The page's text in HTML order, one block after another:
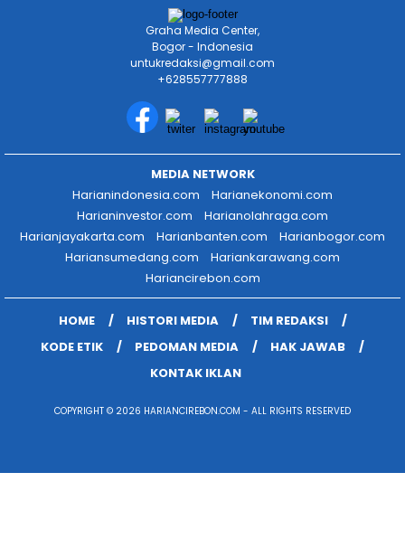
Graha Media Center,
Bogor - Indonesia
untukredaksi@gmail.com
+628557777888
MEDIA NETWORK
Harianindonesia.com
Harianekonomi.com
Harianinvestor.com
Harianolahraga.com
Harianjayakarta.com
Harianbanten.com
Harianbogor.com
Hariansumedang.com
Hariankarawang.com
Hariancirebon.com
HOME HISTORI MEDIA
TIM REDAKSI
KODE ETIK
PEDOMAN MEDIA
HAK JAWAB
KONTAK IKLAN
COPYRIGHT © 2026 HARIANCIREBON.COM - ALL RIGHTS RESERVED